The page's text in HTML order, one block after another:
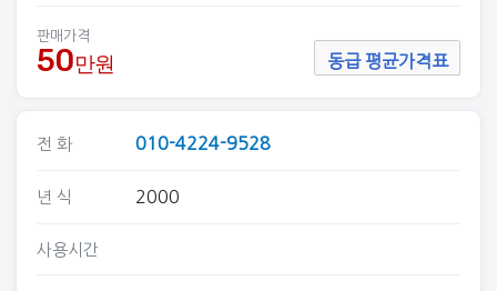
판매가격
50만원 동급 평균가격표
전 화 010-4224-9528
년 식 2000
사용시간